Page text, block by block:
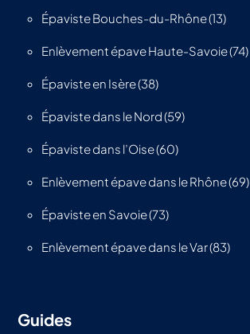
Épaviste Bouches-du-Rhône (13)
Enlèvement épave Haute-Savoie (74)
Épaviste en Isère (38)
Épaviste dans le Nord (59)
Épaviste dans l’Oise (60)
Enlèvement épave dans le Rhône (69)
Épaviste en Savoie (73)
Enlèvement épave dans le Var (83)
Guides